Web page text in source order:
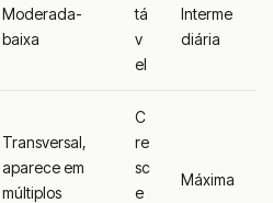
Moderada-
baixa
tá
v
el
Interme
diária
Transversal,
aparece em
múltiplos
C
re
sc
e
Máxima